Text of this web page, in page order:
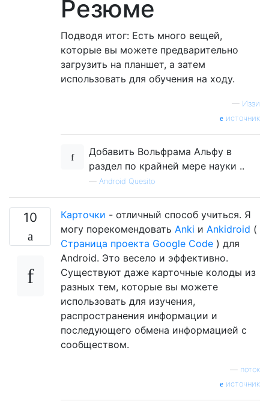
Резюме
Подводя итог: Есть много вещей,
которые вы можете предварительно
загрузить на планшет, а затем
использовать для обучения на ходу.
— Иззи
источник
Добавить Вольфрама Альфу в
раздел по крайней мере науки ..
— Android Quesito
10 Карточки - отличный способ учиться. Я
могу порекомендовать Anki и Ankidroid (
Страница проекта Google Code ) для
Android. Это весело и эффективно.
Существуют даже карточные колоды из
разных тем, которые вы можете
использовать для изучения,
распространения информации и
последующего обмена информацией с
сообществом.
поток
источник